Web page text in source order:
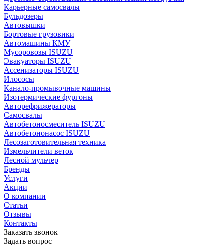
Карьерные самосвалы
Бульдозеры
Автовышки
Бортовые грузовики
Автомашины КМУ
Мусоровозы ISUZU
Эвакуаторы ISUZU
Ассенизаторы ISUZU
Илососы
Канало-промывочные машины
Изотермические фургоны
Авторефрижераторы
Самосвалы
Автобетоносмеситель ISUZU
Автобетононасос ISUZU
Лесозаготовительная техника
Измельчители веток
Лесной мульчер
Бренды
Услуги
Акции
О компании
Статьи
Отзывы
Контакты
Заказать звонок
Задать вопрос